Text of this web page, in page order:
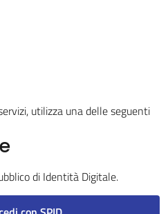
utilizza una delle seguenti
di Identità Digitale.